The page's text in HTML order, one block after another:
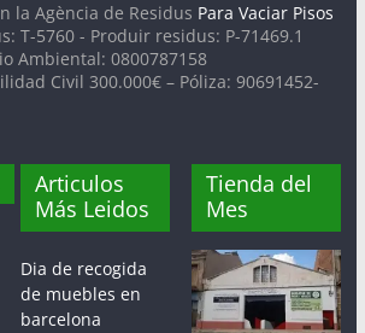
la Agència de Residus Para Vaciar Pisos
T-5760 - Produir residus: P-71469.1
Ambiental: 0800787158
Civil 300.000€ – Póliza: 90691452-
Articulos
Más Leidos
Dia de recogida
de muebles en
barcelona
Tienda del
Mes